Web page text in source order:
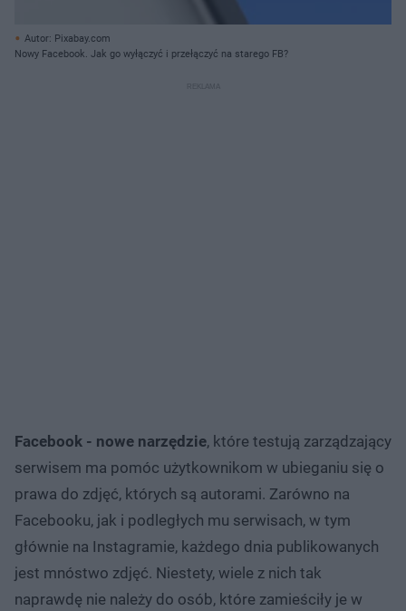
Autor: Pixabay.com
Nowy Facebook. Jak go wyłączyć i przełączyć na starego FB?
Facebook - nowe narzędzie, które testują zarządzający
serwisem ma pomóc użytkownikom w ubieganiu się o
prawa do zdjęć, których są autorami. Zarówno na
Facebooku, jak i podległych mu serwisach, w tym
głównie na Instagramie, każdego dnia publikowanych
jest mnóstwo zdjęć. Niestety, wiele z nich tak
naprawdę nie należy do osób, które zamieściły je w